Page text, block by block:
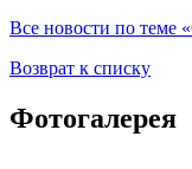
Все новости по теме
Возврат к списку
Фотогалерея